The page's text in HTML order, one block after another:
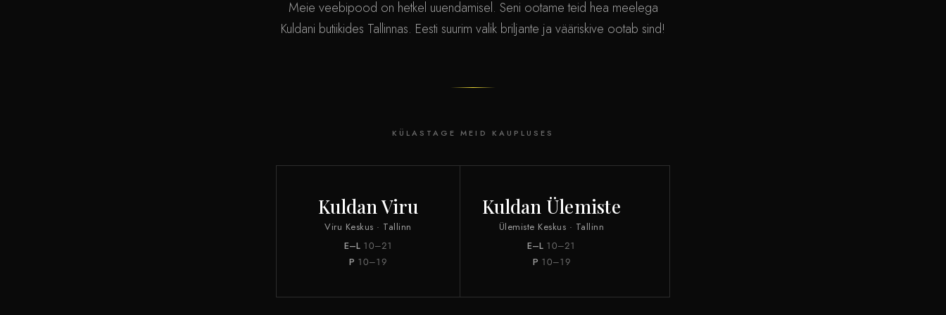
Meie veebipood on hetkel uuendamisel. Seni ootame teid hea meelega
Kuldani butiikides Tallinnas. Eesti suurim valik briljante ja vääriskive ootab sind!
KÜLASTAGE MEID KAUPLUSES
Kuldan Viru
Viru Keskus · Tallinn
E–L10–21
P 10–19
Kuldan Ülemiste
Ülemiste Keskus · Tallinn
E–L 10–21
P 10–19